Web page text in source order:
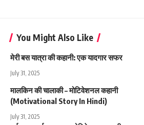
You Might Also Like
मेरी बस यात्रा की कहानी: एक यादगार सफर
July 31, 2025
मालकिन की चालाकी – मोटिवेशनल कहानी
(Motivational Story In Hindi)
July 31, 2025